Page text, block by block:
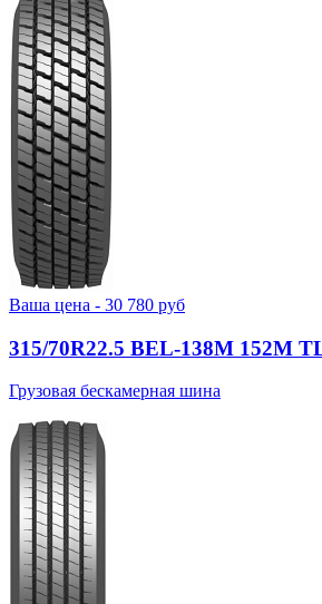
Ваша цена - 30 780 руб
315/70R22.5 BEL-138М 152M
Грузовая бескамерная шина